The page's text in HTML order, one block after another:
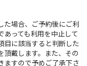
た場合、ご予約後にご利
あっても利用を中止して
目に該当すると判断した
頂戴します。また、その
ますので予めご了承下さ